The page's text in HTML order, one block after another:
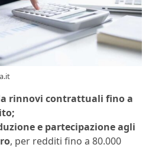
rinnovi contrattuali fino a
e partecipazione agli
, per redditi fino a 80.000